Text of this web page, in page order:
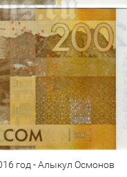
год - Алыкул Осмонов